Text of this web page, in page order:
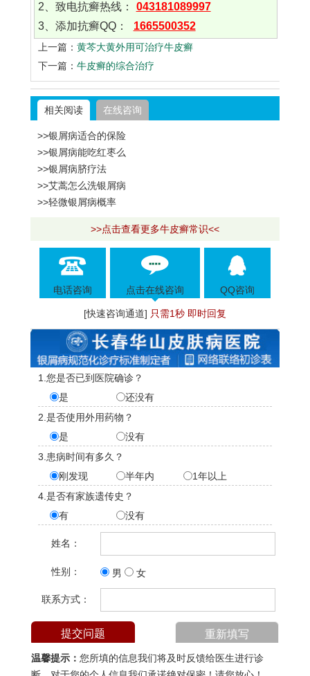
2、致电抗癣热线：
043181089997
3、添加抗癣QQ：
1665500352
上一篇： 黄芩大黄外用可治疗牛皮癣
下一篇： 牛皮癣的综合治疗
相关阅读 在线咨询
>>银屑病适合的保险
>>银屑病能吃红枣么
>>银屑病脐疗法
>>艾蒿怎么洗银屑病
>>轻微银屑病概率
>>点击查看更多牛皮癣常识<<
电话咨询 点击在线咨询 QQ咨询
[快速咨询通道] 只需1秒 即时回复
1.您是否已到医院确诊？
是
还没有
2.是否使用外用药物？
是
没有
3.患病时间有多久？
刚发现
半年内
1年以上
4.是否有家族遗传史？
有
没有
姓名：
性别： 男 女
联系方式：
温馨提示： 您所填的信息我们将及时反馈给医生进行诊